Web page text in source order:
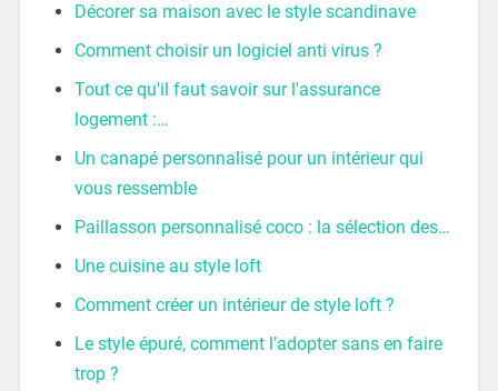
Décorer sa maison avec le style scandinave
Comment choisir un logiciel anti virus ?
Tout ce qu'il faut savoir sur l'assurance
logement :…
Un canapé personnalisé pour un intérieur qui
vous ressemble
Paillasson personnalisé coco : la sélection des…
Une cuisine au style loft
Comment créer un intérieur de style loft ?
Le style épuré, comment l’adopter sans en faire
trop ?